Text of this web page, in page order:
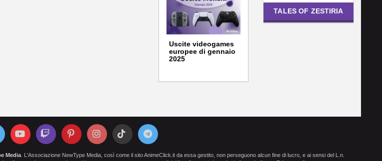
Uscite videogames
europee di gennaio
2025
TALES OF ZESTIRIA
Media. L'Associazione NewType Media, così come il sito AnimeClick.it da essa gestito, non perseguono alcun fine di lucro, e ai sensi del L.n.